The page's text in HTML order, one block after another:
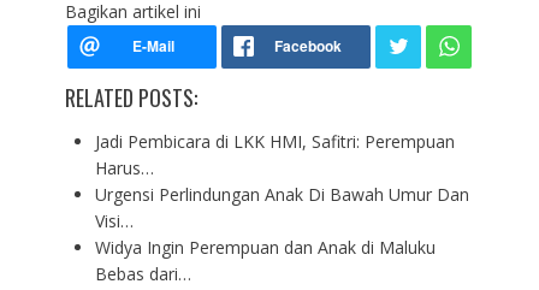
Bagikan artikel ini
RELATED POSTS:
Jadi Pembicara di LKK HMI, Safitri: Perempuan
Harus…
Urgensi Perlindungan Anak Di Bawah Umur Dan
Visi…
Widya Ingin Perempuan dan Anak di Maluku
Bebas dari…